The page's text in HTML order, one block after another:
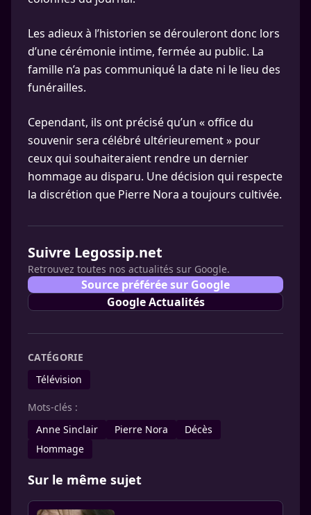
Les adieux à l’historien se dérouleront donc lors
d’une cérémonie intime, fermée au public. La
famille n’a pas communiqué la date ni le lieu des
funérailles.
Cependant, ils ont précisé qu’un « office du
souvenir sera célébré ultérieurement » pour
ceux qui souhaiteraient rendre un dernier
hommage au disparu. Une décision qui respecte
la discrétion que Pierre Nora a toujours cultivée.
Suivre Legossip.net
Retrouvez toutes nos actualités sur Google.
Source préférée sur Google
Google Actualités
CATÉGORIE
Télévision
Mots-clés :
Anne Sinclair
Pierre Nora
Décès
Hommage
Sur le même sujet